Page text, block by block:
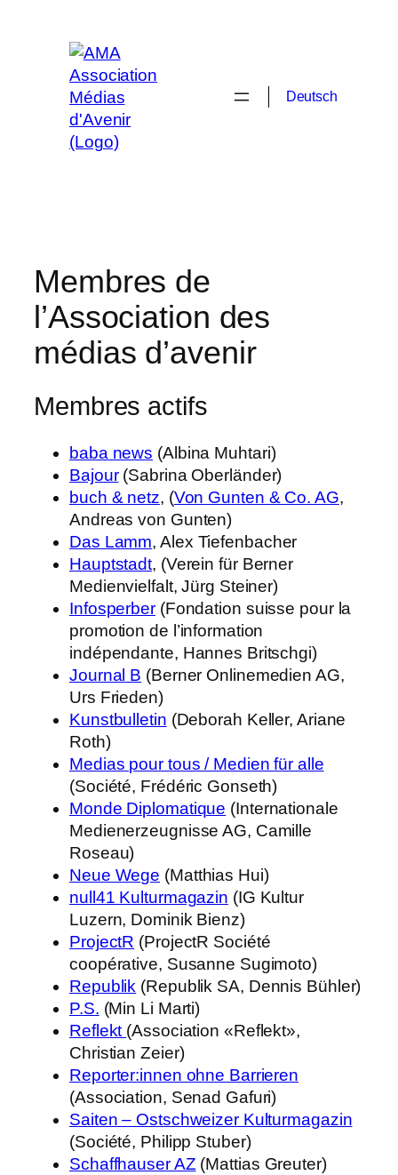
Deutsch
Membres de
l’Association des
médias d’avenir
Membres actifs
baba news (Albina Muhtari)
Bajour(Sabrina Oberländer)
buch & netz, (Von Gunten & Co. AG,
Andreas von Gunten)
Das Lamm, Alex Tiefenbacher
Hauptstadt, (Verein für Berner
Medienvielfalt, Jürg Steiner)
Infosperber(Fondation suisse pour la
promotion de l’information
indépendante, Hannes Britschgi)
Journal B (Berner Onlinemedien AG,
Urs Frieden)
Kunstbulletin (Deborah Keller, Ariane
Roth)
Medias pour tous / Medien für alle
(Société, Frédéric Gonseth)
Monde Diplomatique (Internationale
Medienerzeugnisse AG, Camille
Roseau)
Neue Wege (Matthias Hui)
null41 Kulturmagazin (IG Kultur
Luzern, Dominik Bienz)
ProjectR (ProjectR Société
coopérative, Susanne Sugimoto)
Republik (Republik SA, Dennis Bühler)
P.S. (Min Li Marti)
Reflekt (Association «Reflekt»,
Christian Zeier)
Reporter:innen ohne Barrieren
(Association, Senad Gafuri)
Saiten – Ostschweizer Kulturmagazin
(Société, Philipp Stuber)
Schaffhauser AZ (Mattias Greuter)